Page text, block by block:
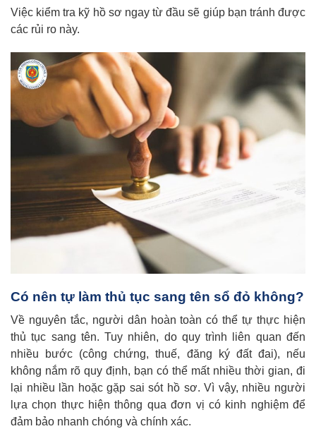
Việc kiểm tra kỹ hồ sơ ngay từ đầu sẽ giúp bạn tránh được
các rủi ro này.
Có nên tự làm thủ tục sang tên sổ đỏ không?
Về nguyên tắc, người dân hoàn toàn có thể tự thực hiện
thủ tục sang tên. Tuy nhiên, do quy trình liên quan đến
nhiều bước (công chứng, thuế, đăng ký đất đai), nếu
không nắm rõ quy định, bạn có thể mất nhiều thời gian, đi
lại nhiều lần hoặc gặp sai sót hồ sơ. Vì vậy, nhiều người
lựa chọn thực hiện thông qua đơn vị có kinh nghiệm để
đảm bảo nhanh chóng và chính xác.